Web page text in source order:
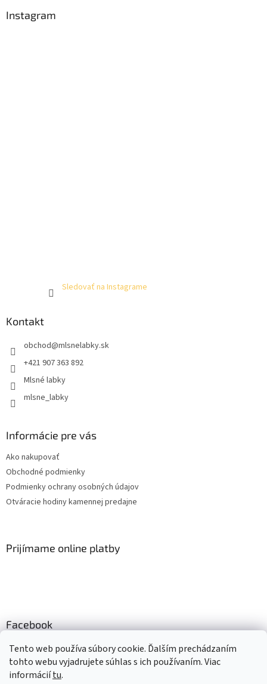
Tento web používa súbory cookie. Ďalším prechádzaním
tohto webu vyjadrujete súhlas s ich používaním. Viac
informáciítu.
Instagram
Sledovať na Instagrame
Kontakt
obchod@mlsnelabky.sk
+421 907 363 892
Mlsné labky
mlsne_labky
Informácie pre vás
Ako nakupovať
Obchodné podmienky
Podmienky ochrany osobných údajov
Otváracie hodiny kamennej predajne
Prijímame online platby
Facebook
Mlsné labky